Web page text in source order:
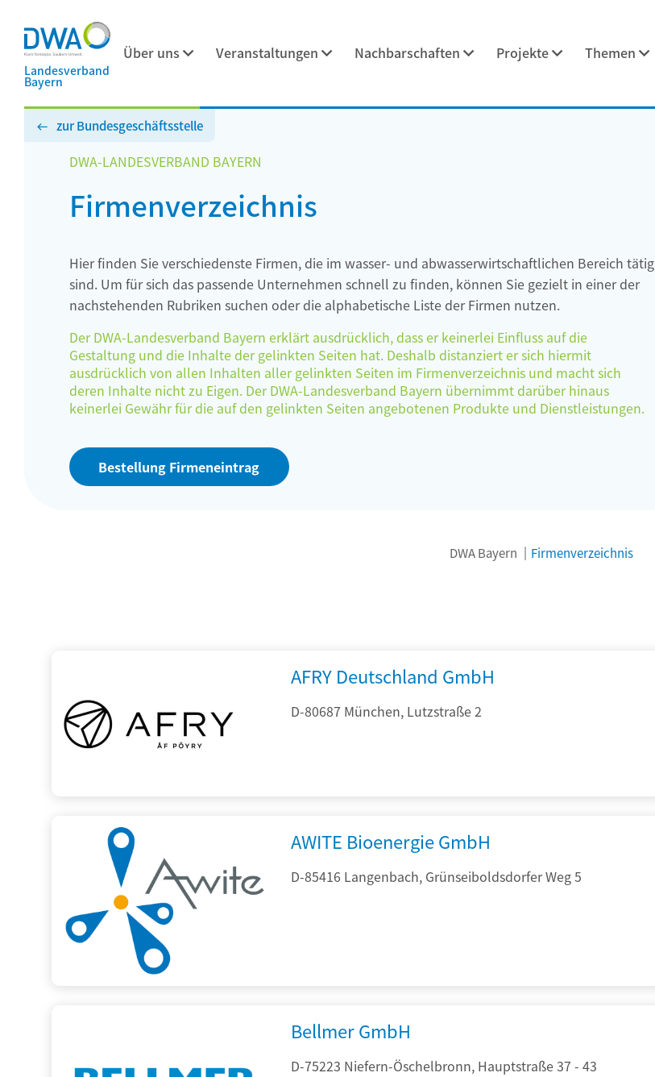
Landesverband
Bayern
Über uns Veranstaltungen Nachbarschaften Projekte Themen
zur Bundesgeschäftsstelle
DWA-LANDESVERBAND BAYERN
Firmenverzeichnis
Hier finden Sie verschiedenste Firmen, die im wasser- und abwasserwirtschaftlichen Bereich tätig
sind. Um für sich das passende Unternehmen schnell zu finden, können Sie gezielt in einer der
nachstehenden Rubriken suchen oder die alphabetische Liste der Firmen nutzen.
Der DWA-Landesverband Bayern erklärt ausdrücklich, dass er keinerlei Einfluss auf die
Gestaltung und die Inhalte der gelinkten Seiten hat. Deshalb distanziert er sich hiermit
ausdrücklich von allen Inhalten aller gelinkten Seiten im Firmenverzeichnis und macht sich
deren Inhalte nicht zu Eigen. Der DWA-Landesverband Bayern übernimmt darüber hinaus
keinerlei Gewähr für die auf den gelinkten Seiten angebotenen Produkte und Dienstleistungen.
Bestellung Firmeneintrag
DWA Bayern Firmenverzeichnis
AFRY Deutschland GmbH
D-80687 München, Lutzstraße 2
AWITE Bioenergie GmbH
D-85416 Langenbach, Grünseiboldsdorfer Weg 5
Bellmer GmbH
D-75223 Niefern-Öschelbronn, Hauptstraße 37 - 43